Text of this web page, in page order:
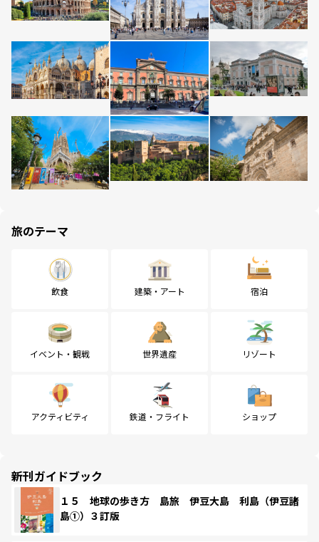
旅のテーマ
飲食 建築・アート 宿泊
イベント・観戦 世界遺産 リゾート
アクティビティ 鉄道・フライト ショップ
新刊ガイドブック
１５ 地球の歩き方 島旅 伊豆大島 利島（伊豆諸
島①）３訂版